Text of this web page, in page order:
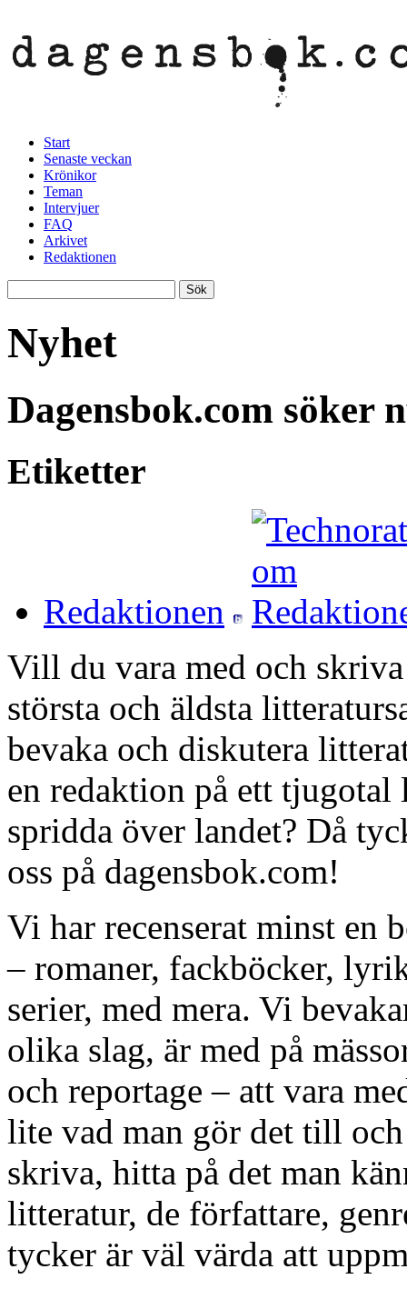
Start
Senaste veckan
Krönikor
Teman
Intervjuer
FAQ
Arkivet
Redaktionen
Nyhet
Dagensbok.com söker
Etiketter
Redaktionen
Vill du vara med och
största och äldsta
bevaka och diskutera
en redaktion på ett tjugotal
spridda över landet? Då
oss på dagensbok.com!
Vi har recenserat minst en
– romaner, fackböcker,
serier, med mera. Vi
olika slag, är med på
och reportage – att vara
lite vad man gör det till
skriva, hitta på det man
litteratur, de författare,
tycker är väl värda att